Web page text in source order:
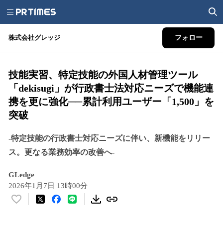
株式会社グレッジ フォロー
技能実習、特定技能の外国人材管理ツール
「dekisugi」が行政書士法対応ニーズで機能連
携を更に強化──累計利用ユーザー「1,500」を
突破
‐特定技能の行政書士対応ニーズに伴い、新機能をリリー
ス。更なる業務効率の改善へ‐
GLedge
2026年1月7日 13時00分
い